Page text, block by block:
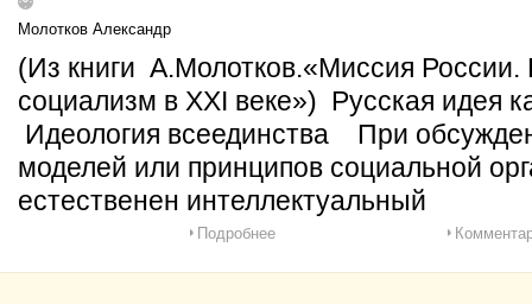
Молотков Александр
(Из книги А.Молотков.«Миссия России.
социализм в XXI веке») Русская идея
Идеология всеединства При
моделей или принципов социальной
естественен интеллектуальный
Подробнее